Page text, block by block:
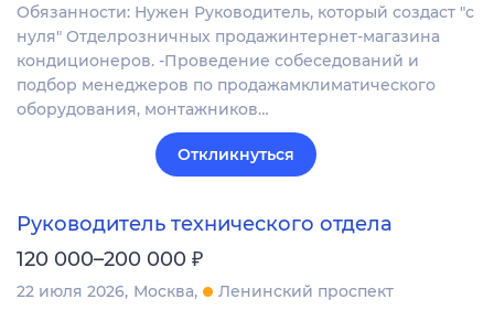
Обязанности: Нужен Руководитель, который создаст "с
нуля" Отделрозничных продажинтернет-магазина
кондиционеров. -Проведение собеседований и
подбор менеджеров по продажамклиматического
оборудования, монтажников…
Откликнуться
Руководитель технического отдела
120 000–200 000 ₽
22 июля 2026 Москва
Ленинский проспект